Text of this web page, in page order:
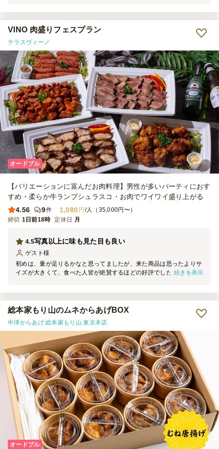
VINO 肉盛りフェスプラン
テラスヴィーノ
オードブル
【バリエーションに富んだお肉料理】男性が多いパーティにおす
すめ・柔らか牛ランプシュラスコ・お肉でワイワイ盛り上がる
4.56
9件 1,080 円 /人（35,000円〜）
締切 1日前18時 定休日 月
写真以上に味も見た目も良い
4.5
ゲスト 様
初めは、量が足りるかなと思ってましたが、来た商品は思ったよりサ
イズが大きくて、食べた人皆が絶賛するほどの好評でした。 また、
続きを表示
総本家もり山のムネからあげBOX
中津からあげ 総本家もり山 東京本店
オードブル